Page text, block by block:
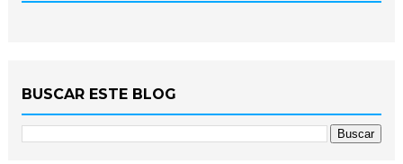
BUSCAR ESTE BLOG